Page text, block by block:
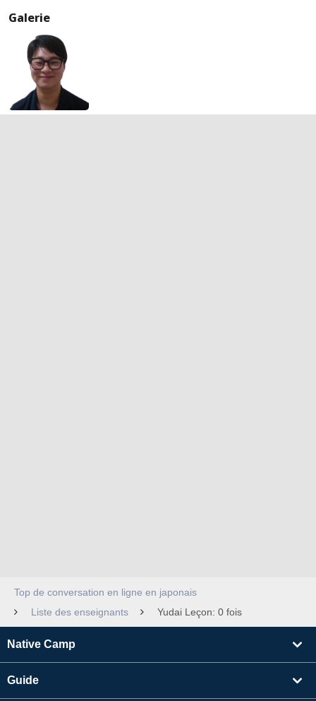
Galerie
Top de conversation en ligne en japonais
Liste des enseignants
Yudai Leçon: 0 fois
Native Camp
Guide